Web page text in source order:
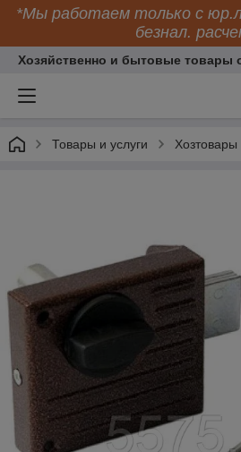
*Мы работаем только с
безнал.
Хозяйственно и бытовые товары
Товары и услуги Хозтовары